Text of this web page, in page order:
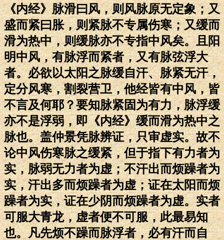
《内经》脉滑曰风，则风脉原无定象；又
盛而紧曰胀，则紧脉不专属伤寒；又缓而
滑为热中，则缓脉亦不专指中风矣。且阳
明中风，有脉浮而紧者，又有脉弦浮大
者。必欲以太阳之脉缓自汗、脉紧无汗，
定分风寒，割裂营卫，他经皆有中风，皆
不言及何耶？要知脉紧固为有力，脉浮缓
亦不是浮弱，即《内经》缓而滑为热中之
脉也。盖仲景凭脉辨证，只审虚实。故不
论中风伤寒脉之缓紧，但于指下有力者为
实，脉弱无力者为虚；不汗出而烦躁者为
实，汗出多而烦躁者为虚；证在太阳而烦
躁者为实，证在少阴而烦躁者为虚。实者
可服大青龙，虚者便不可服，此最易知
也。凡先烦不躁而脉浮者，必有汗而自